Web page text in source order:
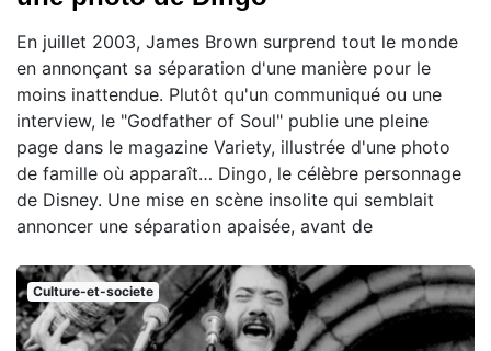
En juillet 2003, James Brown surprend tout le monde
en annonçant sa séparation d'une manière pour le
moins inattendue. Plutôt qu'un communiqué ou une
interview, le "Godfather of Soul" publie une pleine
page dans le magazine Variety, illustrée d'une photo
de famille où apparaît… Dingo, le célèbre personnage
de Disney. Une mise en scène insolite qui semblait
annoncer une séparation apaisée, avant de
Culture-et-societe